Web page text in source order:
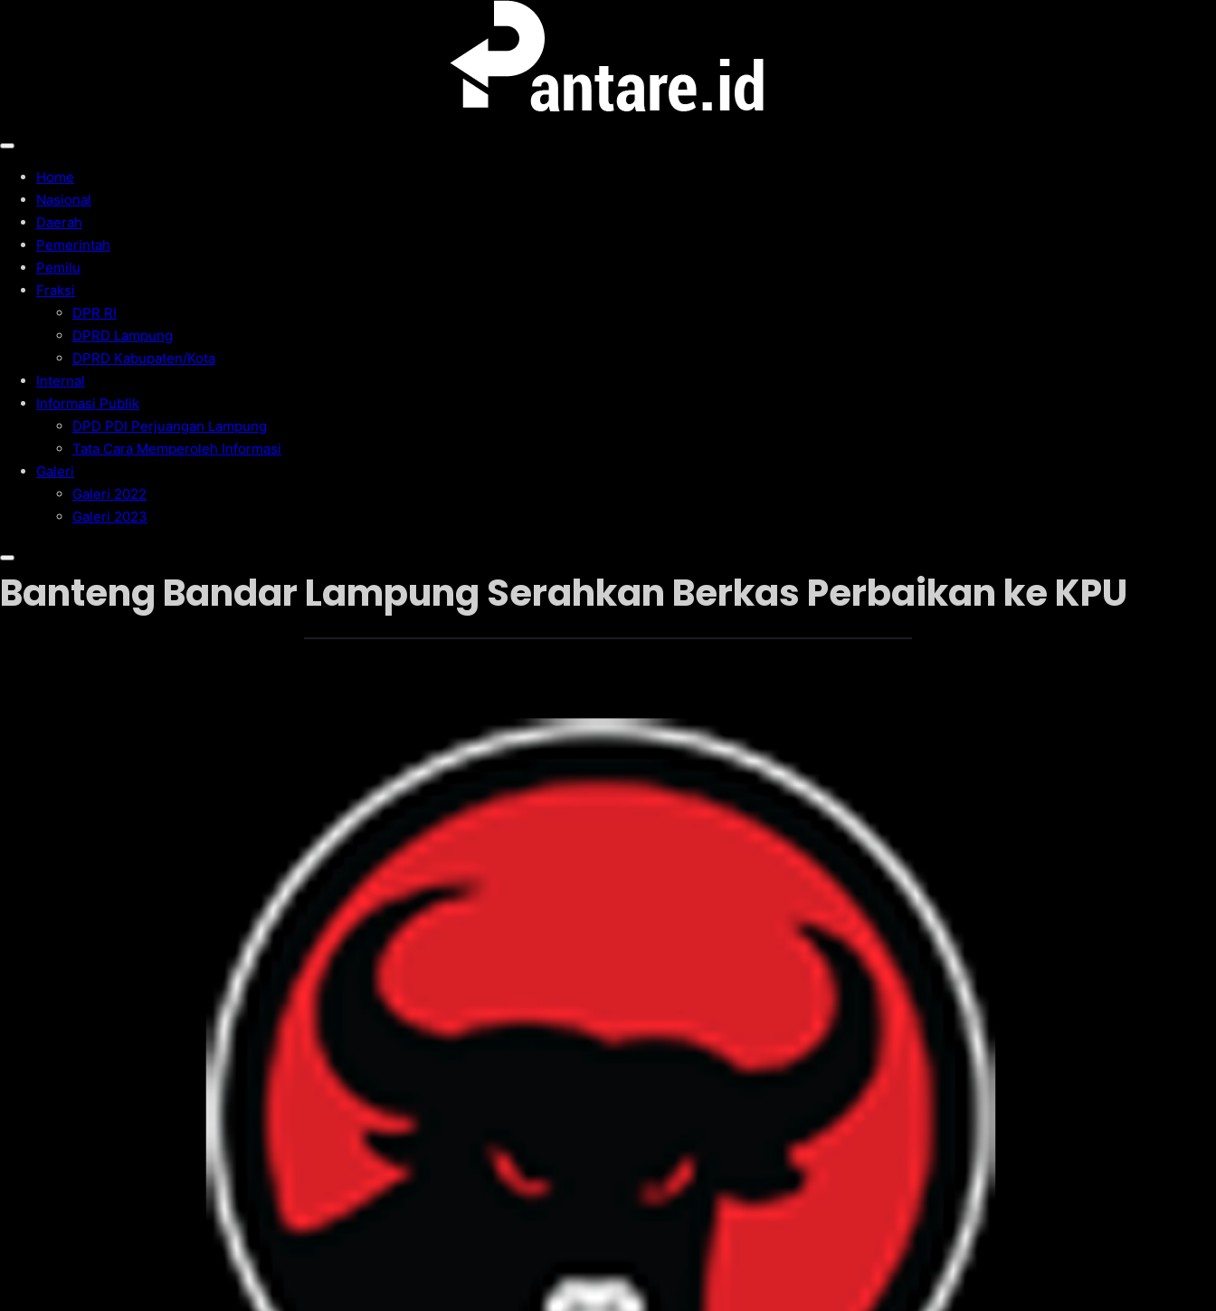
Home
Nasional
Daerah
Pemerintah
Pemilu
Fraksi
DPR RI
DPRD Lampung
DPRD Kabupaten/Kota
Internal
Informasi Publik
DPD PDI Perjuangan Lampung
Tata Cara Memperoleh Informasi
Galeri
Galeri 2022
Galeri 2023
Banteng Bandar Lampung Serahkan Berkas Perbaikan ke KPU